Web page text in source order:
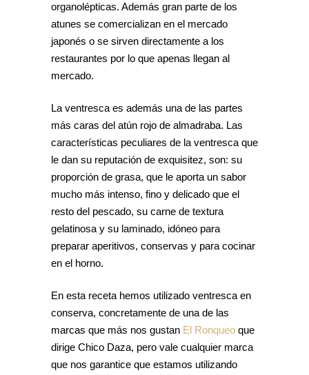
organolépticas. Además gran parte de los
atunes se comercializan en el mercado
japonés o se sirven directamente a los
restaurantes por lo que apenas llegan al
mercado.
La ventresca es además una de las partes
más caras del atún rojo de almadraba. Las
características peculiares de la ventresca que
le dan su reputación de exquisitez, son: su
proporción de grasa, que le aporta un sabor
mucho más intenso, fino y delicado que el
resto del pescado, su carne de textura
gelatinosa y su laminado, idóneo para
preparar aperitivos, conservas y para cocinar
en el horno.
En esta receta hemos utilizado ventresca en
conserva, concretamente de una de las
marcas que más nos gustan El Ronqueo que
dirige Chico Daza, pero vale cualquier marca
que nos garantice que estamos utilizando